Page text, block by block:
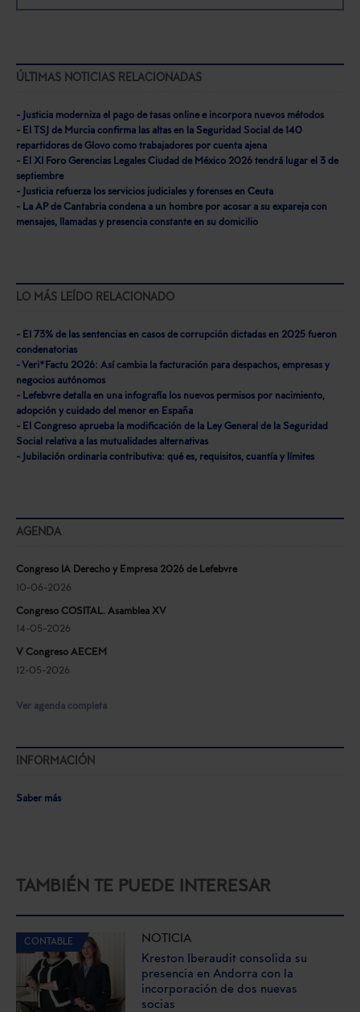
ÚLTIMAS NOTICIAS RELACIONADAS
- Justicia moderniza el pago de tasas online e incorpora nuevos métodos
- El TSJ de Murcia confirma las altas en la Seguridad Social de 140
repartidores de Glovo como trabajadores por cuenta ajena
- El XI Foro Gerencias Legales Ciudad de México 2026 tendrá lugar el 3 de
septiembre
- Justicia refuerza los servicios judiciales y forenses en Ceuta
- La AP de Cantabria condena a un hombre por acosar a su expareja con
mensajes, llamadas y presencia constante en su domicilio
LO MÁS LEÍDO RELACIONADO
- El 73% de las sentencias en casos de corrupción dictadas en 2025 fueron
condenatorias
- Veri*Factu 2026: Así cambia la facturación para despachos, empresas y
negocios autónomos
- Lefebvre detalla en una infografía los nuevos permisos por nacimiento,
adopción y cuidado del menor en España
- El Congreso aprueba la modificación de la Ley General de la Seguridad
Social relativa a las mutualidades alternativas
- Jubilación ordinaria contributiva: qué es, requisitos, cuantía y límites
AGENDA
Congreso IA Derecho y Empresa 2026 de Lefebvre
10-06-2026
Congreso COSITAL. Asamblea XV
14-05-2026
V Congreso AECEM
12-05-2026
Ver agenda completa
INFORMACIÓN
Saber más
TAMBIÉN TE PUEDE INTERESAR
CONTABLE
NOTICIA
Kreston Iberaudit consolida su
presencia en Andorra con la
incorporación de dos nuevas
socias